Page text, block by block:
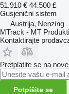
51.910 € 44.500 £
Gusjenični sistem
Austrija, Nenzing
MTrack - MT
Kontaktirajte
Pretplatite se na
Potpišite se